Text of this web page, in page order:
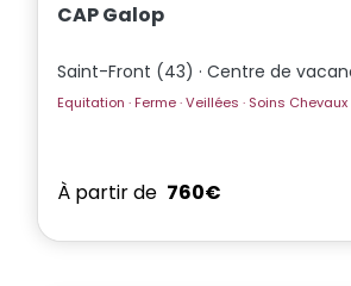
CAP Galop
Saint-Front (43) · Centre de
Equitation · Ferme · Veillées · Soins Chevaux
À partir de 760€